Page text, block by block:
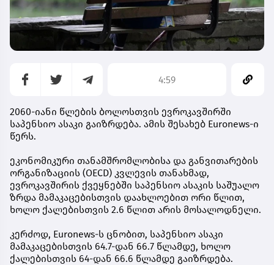
4:59
2060-იანი წლების ბოლოსთვის ევროკავშირში
საპენსიო ასაკი გაიზრდება. ამის შესახებ Euronews-ი
წერს.
ეკონომიკური თანამშრომლობისა და განვითარების
ორგანიზაციის (OECD) კვლევის თანახმად,
ევროკავშირის ქვეყნებში საპენსიო ასაკის საშუალო
ზრდა მამაკაცებისთვის დაახლოებით ორი წლით,
ხოლო ქალებისთვის 2.6 წლით არის მოსალოდნელი.
კერძოდ, Euronews-ს ცნობით, საპენსიო ასაკი
მამაკაცებისთვის 64.7-დან 66.7 წლამდე, ხოლო
ქალებისთვის 64-დან 66.6 წლამდე გაიზრდება.